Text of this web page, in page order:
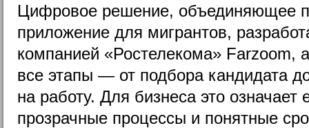
Цифровое решение, объединяющее
приложение для мигрантов,
компанией «Ростелекома» Farzoom,
все этапы — от подбора кандидата
на работу. Для бизнеса это означает
прозрачные процессы и понятные